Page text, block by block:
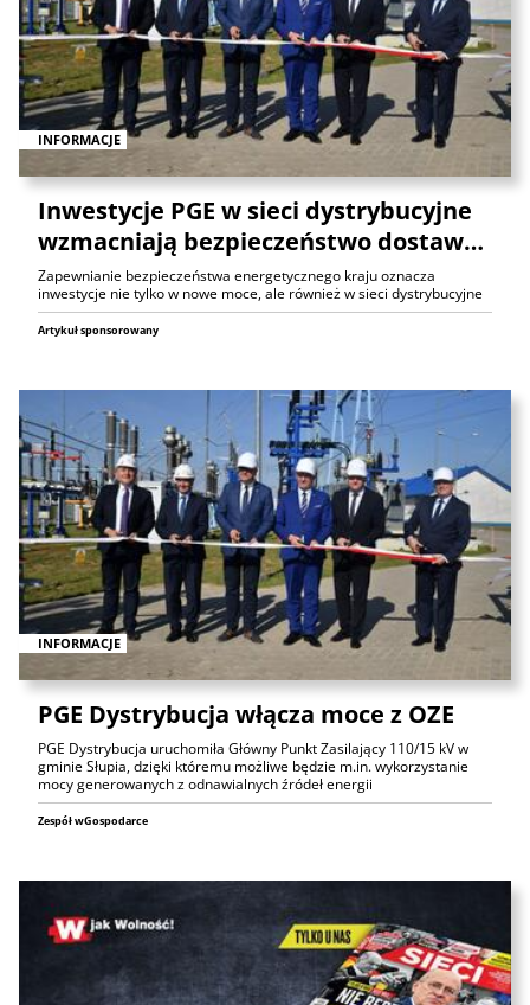
INFORMACJE
Inwestycje PGE w sieci dystrybucyjne
wzmacniają bezpieczeństwo dostaw…
Zapewnianie bezpieczeństwa energetycznego kraju oznacza
inwestycje nie tylko w nowe moce, ale również w sieci dystrybucyjne
Artykuł sponsorowany
INFORMACJE
PGE Dystrybucja włącza moce z OZE
PGE Dystrybucja uruchomiła Główny Punkt Zasilający 110/15 kV w
gminie Słupia, dzięki któremu możliwe będzie m.in. wykorzystanie
mocy generowanych z odnawialnych źródeł energii
Zespół wGospodarce